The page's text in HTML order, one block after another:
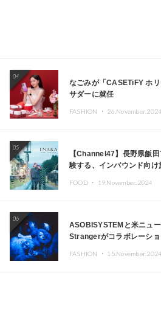
04
なごみが「CASETiFY ホ
サダーに就任
FASHION ・ 26.November.2024
05
【Channel47】長野県飯
験する、インバウンド向
FOOD ・ 19.November.2024
06
ASOBISYSTEMと米ニュ
Strangerがコラボレーシ
FASHION ・ 15.November.2024